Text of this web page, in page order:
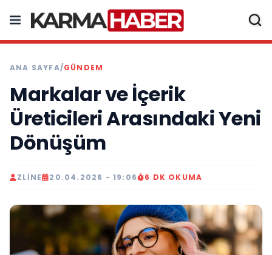
ANA SAYFA/GÜNDEM
Markalar ve İçerik
Üreticileri Arasındaki Yeni
Dönüşüm
ZLINE 20.04.2026 - 19:06 6 DK OKUMA